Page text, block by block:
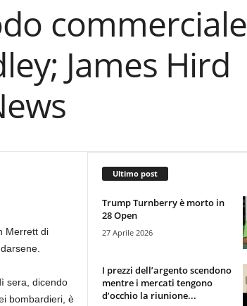
commerciale
James Hird
Merrett di
sera, dicendo
bombardieri, è
Ultimo post
Trump Turnberry è morto in
28 Open
27 Aprile 2026
I prezzi dell’argento scendono
mentre i mercati tengono
d’occhio la riunione...